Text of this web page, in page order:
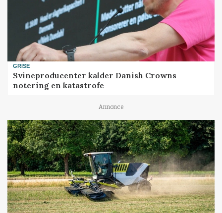
GRISE
Svineproducenter kalder Danish Crowns
notering en katastrofe
Annonce